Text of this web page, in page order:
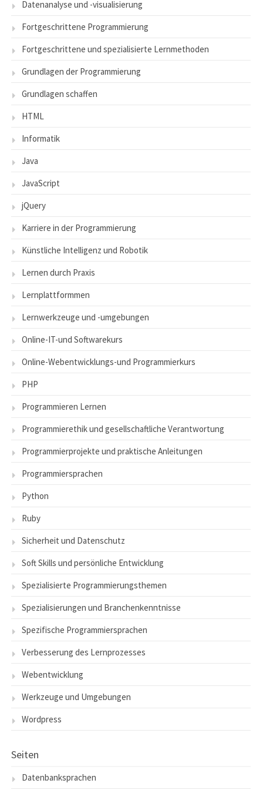
Datenanalyse und -visualisierung
Fortgeschrittene Programmierung
Fortgeschrittene und spezialisierte Lernmethoden
Grundlagen der Programmierung
Grundlagen schaffen
HTML
Informatik
Java
JavaScript
jQuery
Karriere in der Programmierung
Künstliche Intelligenz und Robotik
Lernen durch Praxis
Lernplattformmen
Lernwerkzeuge und -umgebungen
Online-IT-und Softwarekurs
Online-Webentwicklungs-und Programmierkurs
PHP
Programmieren Lernen
Programmierethik und gesellschaftliche Verantwortung
Programmierprojekte und praktische Anleitungen
Programmiersprachen
Python
Ruby
Sicherheit und Datenschutz
Soft Skills und persönliche Entwicklung
Spezialisierte Programmierungsthemen
Spezialisierungen und Branchenkenntnisse
Spezifische Programmiersprachen
Verbesserung des Lernprozesses
Webentwicklung
Werkzeuge und Umgebungen
Wordpress
Seiten
Datenbanksprachen